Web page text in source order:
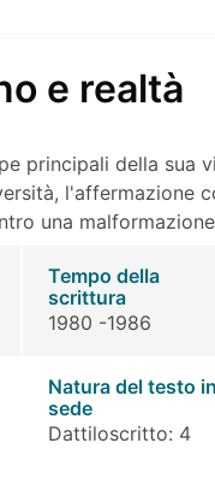
e realtà
principali della sua
l'affermazione
una
Tempo della
scrittura
1980 -1986
Natura del testo in
sede
Dattiloscritto: 4